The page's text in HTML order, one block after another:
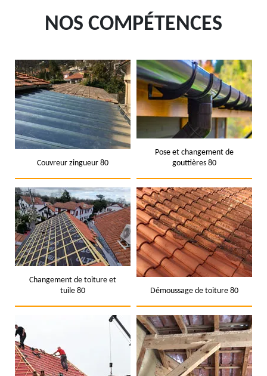
NOS COMPÉTENCES
Couvreur zingueur 80
Pose et changement de
gouttières 80
Changement de toiture et
tuile 80
Démoussage de toiture 80